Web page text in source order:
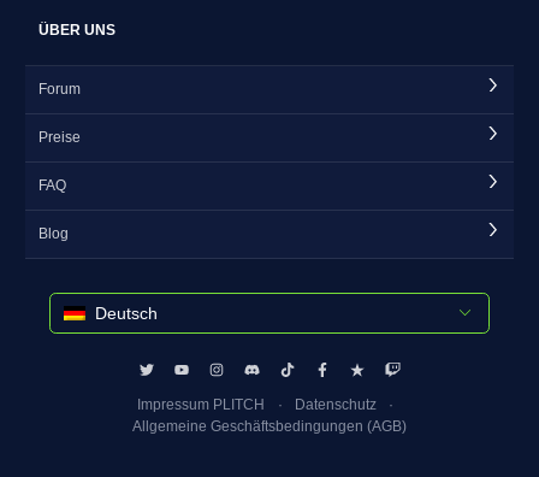
ÜBER UNS
Forum
Preise
FAQ
Blog
Deutsch
Impressum PLITCH
Datenschutz
Allgemeine Geschäftsbedingungen (AGB)